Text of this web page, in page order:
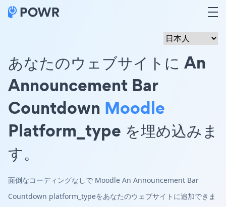
あなたのウェブサイトに An
Announcement Bar
Countdown Moodle
Platform_type を埋め込みま
す。
面倒なコーディングなしで Moodle An Announcement Bar
Countdown platform_typeをあなたのウェブサイトに追加できま